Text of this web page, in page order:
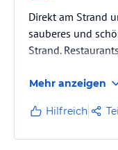
Direkt am Strand
sauberes und
Strand.
Mehr anzeigen
Hilfreich